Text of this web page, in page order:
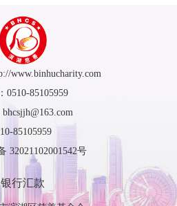
www.binhucharity.com
0510-85105959
85105959
32021102001542号
银行汇款